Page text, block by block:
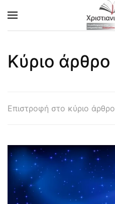
Skip to main content
Κύριο άρθρο
Επιστροφή στο κύριο άρθρο